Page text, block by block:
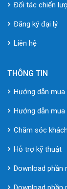
Đối tác chiến
Đăng ký đại lý
Liên hệ
THÔNG TIN
Hướng dẫn mua
Hướng dẫn mua
Chăm sóc
Hỗ trợ kỹ thuật
Download phần